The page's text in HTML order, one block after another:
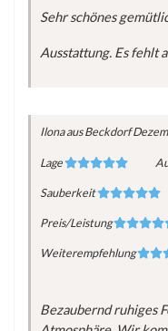
Sehr schönes
Ausstattung. Es fehlt
Ilonaaus Beckdorf
Lage
Sauberkeit
Preis/Leistung
Weiterempfehlung
Bezaubernd ruhiges